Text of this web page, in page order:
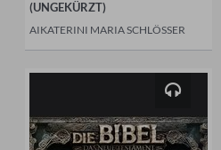
(UNGEKÜRZT)
AIKATERINI MARIA SCHLÖSSER